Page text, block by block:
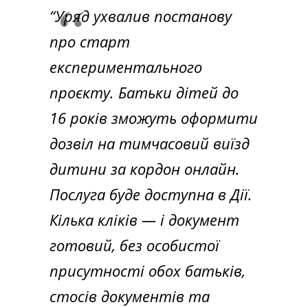
“Уряд ухвалив постанову
про старт
експериментального
проєкту. Батьки дітей до
16 років зможуть оформити
дозвіл на тимчасовий виїзд
дитини за кордон онлайн.
Послуга буде доступна в Дії.
Кілька кліків — і документ
готовий, без особистої
присутності обох батьків,
стосів документів та